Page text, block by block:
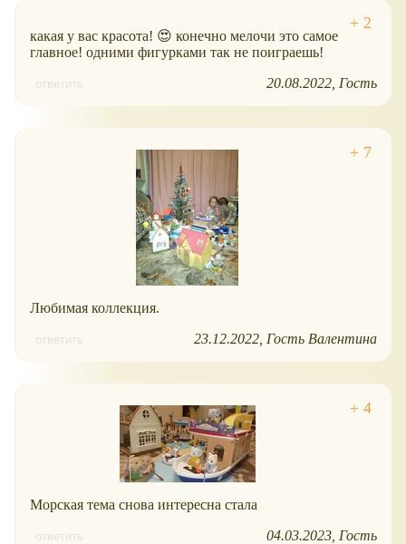
какая у вас красота! 😍 конечно мелочи это самое
главное! одними фигурками так не поиграешь!
ответить 20.08.2022 Гость
Любимая коллекция.
ответить 23.12.2022 Гость Валентина
Морская тема снова интересна стала
ответить 04.03.2023 Гость